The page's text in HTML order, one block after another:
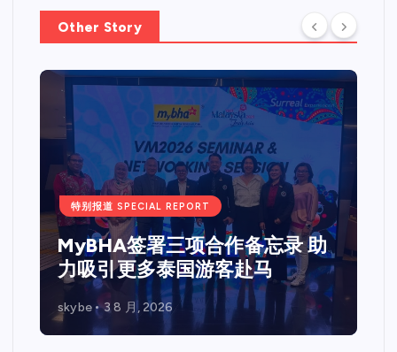
Other Story
特别报道 SPECIAL REPORT
Web 3.0 + IPO Summit吉隆坡
站圆满落幕国际重量级嘉宾齐聚
马来西亚 共探Web3、资本市场
与企业未来发展新机遇
skybe 7 7 月, 2026